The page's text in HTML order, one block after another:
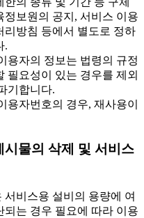
정보원의 공지, 서비스 이용
리방침 등에서 별도로 정하
.
용자의 정보는 법령의 규정
필요성이 있는 경우를 제외
기합니다.
자번호의 경우, 재사용이
시물의 삭제 및 서비스
비스용 설비의 용량에 여
되는 경우 필요에 따라 이용